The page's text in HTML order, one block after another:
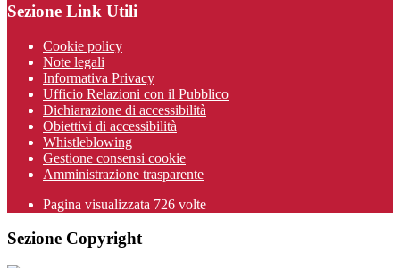
Sezione Link Utili
Cookie policy
Note legali
Informativa Privacy
Ufficio Relazioni con il Pubblico
Dichiarazione di accessibilità
Obiettivi di accessibilità
Whistleblowing
Gestione consensi cookie
Amministrazione trasparente
Pagina visualizzata 726 volte
Sezione Copyright